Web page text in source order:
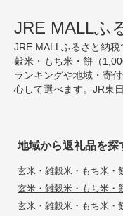
JRE MALLふ
JRE MALLふるさと納
穀米・もち米・餅（
ランキングや地域・寄
心して選べます。JR東
地域から返礼品を探
玄米・雑穀米・もち米・
玄米・雑穀米・もち米・
玄米・雑穀米・もち米・